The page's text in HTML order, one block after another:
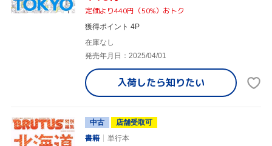
定価より440円（50%）おトク
獲得ポイント 4P
在庫なし
発売年月日：2025/04/01
入荷したら知りたい
中古
店舗受取可
書籍
単行本